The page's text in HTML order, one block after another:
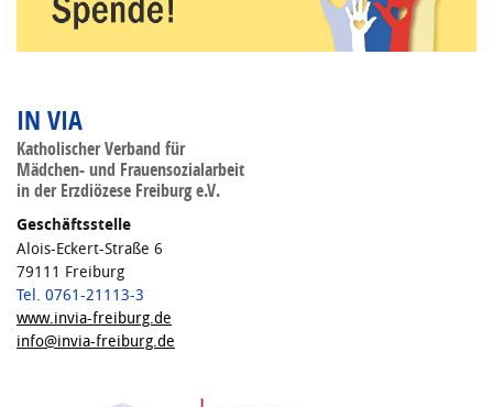
IN VIA
Katholischer Verband für
Mädchen- und Frauensozialarbeit
in der Erzdiözese Freiburg e.V.
Geschäftsstelle
Alois-Eckert-Straße 6
79111 Freiburg
Tel. 0761-21113-3
www.invia-freiburg.de
info@invia-freiburg.de